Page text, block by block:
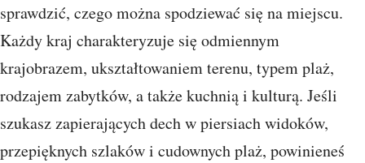
sprawdzić, czego można spodziewać się na miejscu.
Każdy kraj charakteryzuje się odmiennym
krajobrazem, ukształtowaniem terenu, typem plaż,
rodzajem zabytków, a także kuchnią i kulturą. Jeśli
szukasz zapierających dech w piersiach widoków,
przepięknych szlaków i cudownych plaż, powinieneś